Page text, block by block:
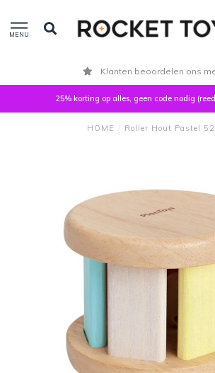
MENU
Klanten beoordelen ons
25% korting op alles, geen code nodig
HOME / Roller Hout Pastel